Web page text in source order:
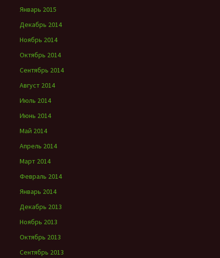
Январь 2015
Декабрь 2014
Ноябрь 2014
Октябрь 2014
Сентябрь 2014
Август 2014
Июль 2014
Июнь 2014
Май 2014
Апрель 2014
Март 2014
Февраль 2014
Январь 2014
Декабрь 2013
Ноябрь 2013
Октябрь 2013
Сентябрь 2013